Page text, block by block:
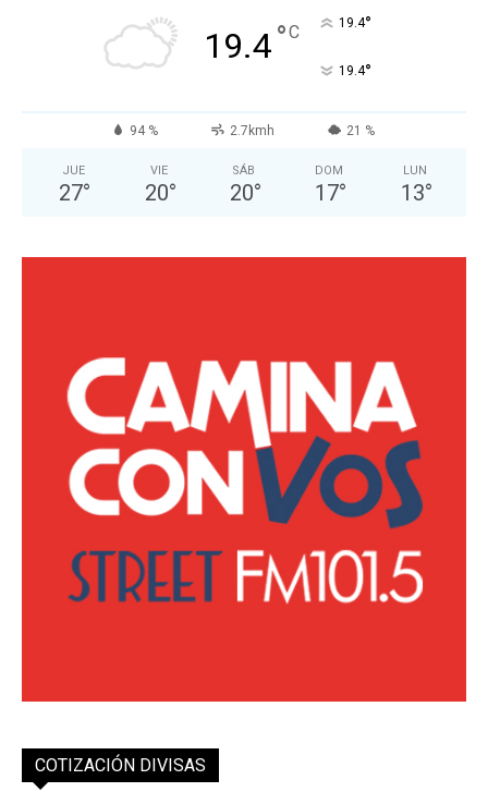
19.4°C 19.4°
19.4°
94 % 2.7kmh 21 %
JUE
27°
VIE
20°
SÁB
20°
DOM
17°
LUN
13°
COTIZACIÓN DIVISAS